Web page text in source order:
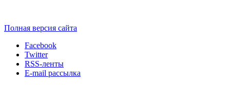
Полная версия сайта
Facebook
Twitter
RSS-ленты
E-mail рассылка